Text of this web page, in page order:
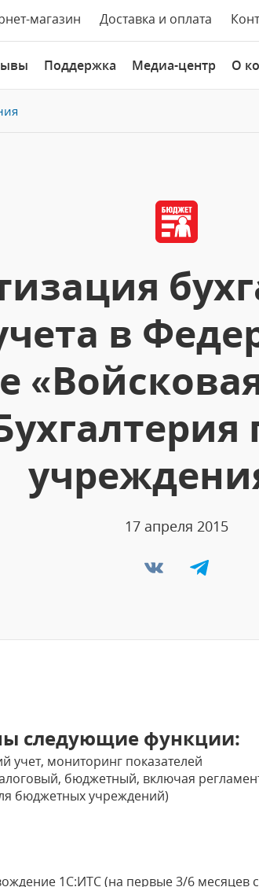
магазин Доставка и оплата
Поддержка Медиа-центр О
в
17 апреля 2015
следующие функции:
учет, мониторинг показателей
бюджетный, включая
бюджетных учреждений)
1С:ИТС (на первые 3/6 месяцев